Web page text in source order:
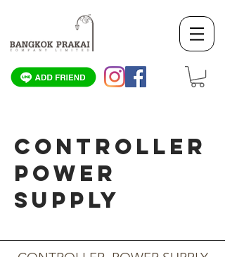
CONTROLLER
POWER
SUPPLY